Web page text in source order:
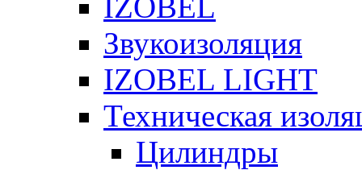
Звукоизоляция
IZOBEL LIGHT
Техническая
Цилиндры